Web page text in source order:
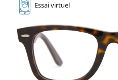
Essaivirtuel